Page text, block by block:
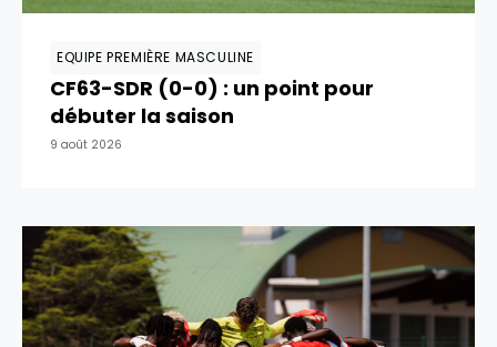
EQUIPE PREMIÈRE MASCULINE
CF63-SDR (0-0) : un point pour
débuter la saison
9 août 2026